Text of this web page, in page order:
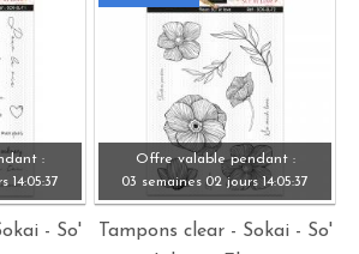
:
14:05:37
- So'
Offre valable pendant :
03 semaines 02 jours 14:05:37
Tampons clear - Sokai - So'